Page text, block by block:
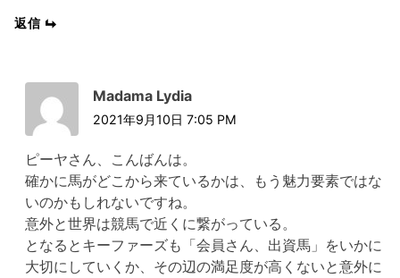
返信
Madama Lydia
2021年9月10日 7:05 PM
ピーヤさん、こんばんは。
確かに馬がどこから来ているかは、もう魅力要素ではな
いのかもしれないですね。
意外と世界は競馬で近くに繋がっている。
となるとキーファーズも「会員さん、出資馬」をいかに
大切にしていくか、その辺の満足度が高くないと意外に